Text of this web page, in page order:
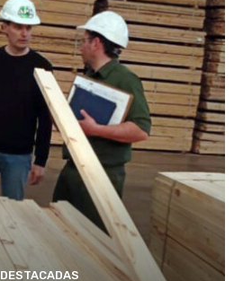
DESTACADAS